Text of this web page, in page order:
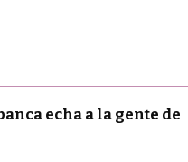
echa a la gente de